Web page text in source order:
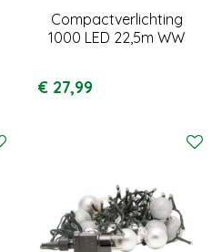
Compactverlichting
1000 LED 22,5m WW
€ 27,99